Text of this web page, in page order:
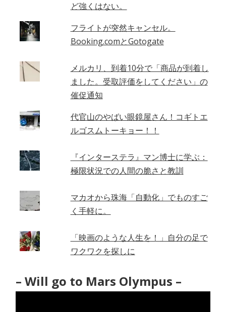
ど強くはない。
フライトが突然キャンセル。
Booking.comとGotogate
メルカリ、到着10分で「商品が到着し
ました。受取評価をしてください」の
催促通知
代官山のやばい眼鏡屋さん！コギトエ
ルゴスムトーキョー！！
『インターステラ』マン博士に学ぶ：
極限状況での人間の脆さと教訓
マカオから珠海「自動化」でものすご
く手軽に。
「映画のような人生を！」自分の足で
ワクワクを探しに
– Will go to Mars Olympus –